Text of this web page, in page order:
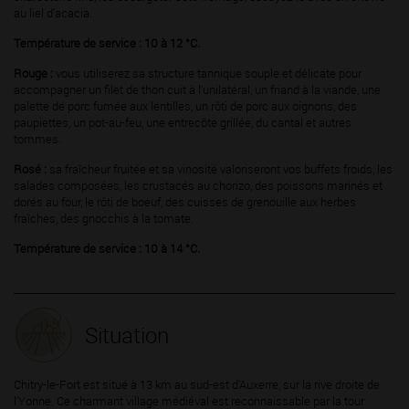
au liel d'acacia.
Température de service : 10 à 12 °C.
Rouge : vous utiliserez sa structure tannique souple et délicate pour
accompagner un filet de thon cuit à l'unilatéral, un friand à la viande, une
palette de porc fumée aux lentilles, un rôti de porc aux oignons, des
paupiettes, un pot-au-feu, une entrecôte grillée, du cantal et autres
tommes.
Rosé : sa fraîcheur fruitée et sa vinosité valoriseront vos buffets froids, les
salades composées, les crustacés au chorizo, des poissons marinés et
dorés au four, le rôti de boeuf, des cuisses de grenouille aux herbes
fraîches, des gnocchis à la tomate.
Température de service : 10 à 14 °C.
Situation
Chitry-le-Fort est situé à 13 km au sud-est d'Auxerre, sur la rive droite de
l'Yonne. Ce charmant village médiéval est reconnaissable par la tour